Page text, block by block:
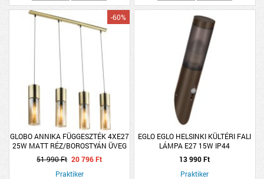
GLOBO ANNIKA FÜGGESZTÉK 4XE27
25W MATT RÉZ/BOROSTYÁN ÜVEG
156×80CM
-60%
51 990 Ft 20 796 Ft
Praktiker
EGLO EGLO HELSINKI KÜLTÉRI FALI
LÁMPA E27 15W IP44
MOZGÁSÉRZÉKELŐS 40X7,5CM
BARNA
13 990 Ft
Praktiker